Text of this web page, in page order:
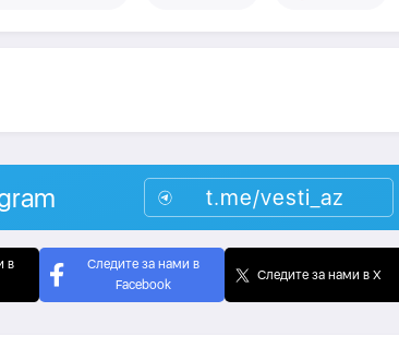
t.me/vesti_az
в
Следите за нами в
Facebook
Следите за нами в X